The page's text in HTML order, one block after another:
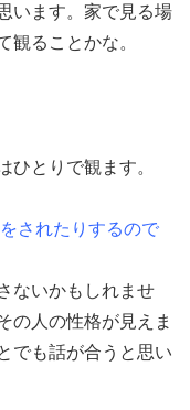
います。家で見る場
観ることかな。
ひとりで観ます。
されたりするので
ないかもしれませ
の人の性格が見えま
でも話が合うと思い